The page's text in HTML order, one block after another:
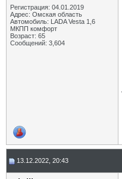
Регистрация: 04.01.2019
Адрес: Омская область
Автомобиль: LADA Vesta 1,6
МКПП комфорт
Возраст: 65
Сообщений: 3,604
13.12.2022, 20:43